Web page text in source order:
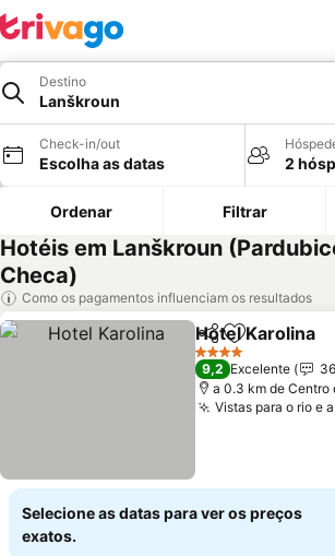
Destino
Lanškroun
Check-in/out
Escolha as datas 2
Ordenar Filtrar
Hotéis em Lanškroun
Checa)
Como os pagamentos influenciam os resultados
PartilharAdicionar
Hotel Karolina
4 Estrelas
9,2 Excelente
a 0.3 km de Centro
Vistas para o rio e
Selecione as datas para ver os preços
exatos.